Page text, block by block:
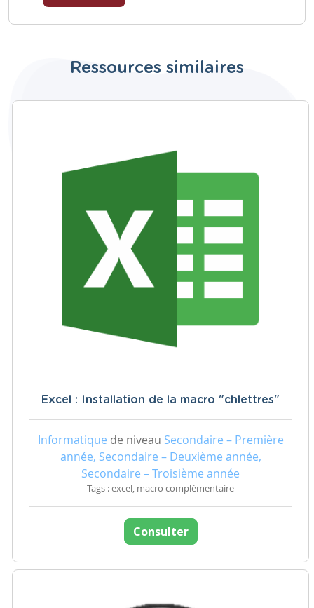
Ressources similaires
Excel : Installation de la macro "chlettres"
Informatique de niveau Secondaire – Première
année, Secondaire – Deuxième année,
Secondaire – Troisième année
Tags : excel, macro complémentaire
Consulter